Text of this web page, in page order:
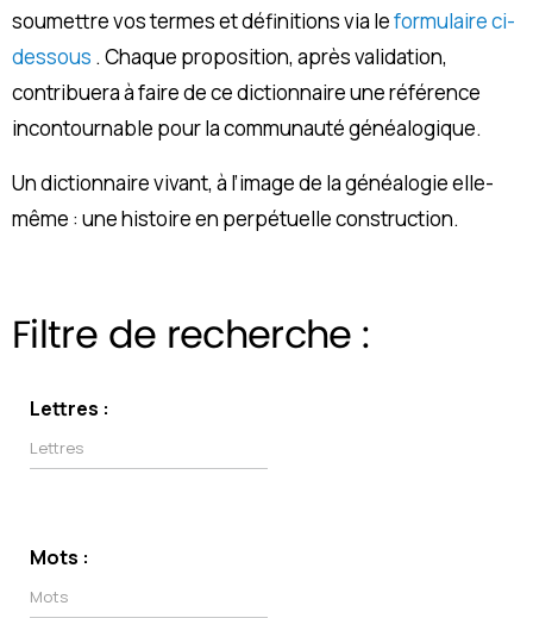
soumettre vos termes et définitions via leformulaire ci-
dessous . Chaque proposition, après validation,
contribuera à faire de ce dictionnaire une référence
incontournable pour la communauté généalogique.
Un dictionnaire vivant, à l’image de la généalogie elle-
même : une histoire en perpétuelle construction.
Filtre de recherche :
Lettres :
Mots :